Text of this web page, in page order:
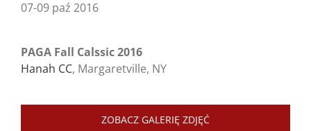
07-09 paź 2016
PAGA Fall Calssic 2016
Hanah CC, Margaretville, NY
ZOBACZ GALERIĘ ZDJĘĆ